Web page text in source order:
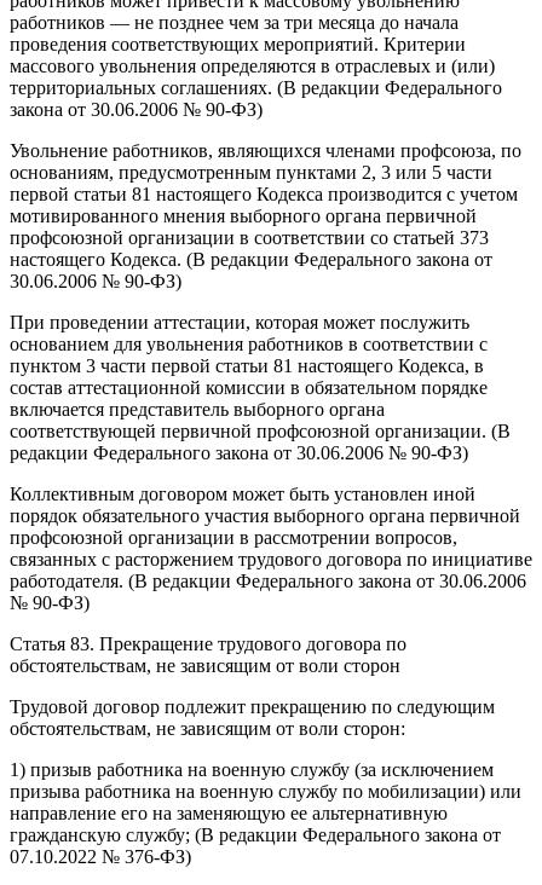
работников — не позднее чем за три месяца до начала
проведения соответствующих мероприятий. Критерии
массового увольнения определяются в отраслевых и (или)
территориальных соглашениях. (В редакции Федерального
закона от 30.06.2006 № 90-ФЗ)
Увольнение работников, являющихся членами профсоюза, по
основаниям, предусмотренным пунктами 2, 3 или 5 части
первой статьи 81 настоящего Кодекса производится с учетом
мотивированного мнения выборного органа первичной
профсоюзной организации в соответствии со статьей 373
настоящего Кодекса. (В редакции Федерального закона от
30.06.2006 № 90-ФЗ)
При проведении аттестации, которая может послужить
основанием для увольнения работников в соответствии с
пунктом 3 части первой статьи 81 настоящего Кодекса, в
состав аттестационной комиссии в обязательном порядке
включается представитель выборного органа
соответствующей первичной профсоюзной организации. (В
редакции Федерального закона от 30.06.2006 № 90-ФЗ)
Коллективным договором может быть установлен иной
порядок обязательного участия выборного органа первичной
профсоюзной организации в рассмотрении вопросов,
связанных с расторжением трудового договора по инициативе
работодателя. (В редакции Федерального закона от 30.06.2006
№ 90-ФЗ)
Статья 83. Прекращение трудового договора по
обстоятельствам, не зависящим от воли сторон
Трудовой договор подлежит прекращению по следующим
обстоятельствам, не зависящим от воли сторон:
1) призыв работника на военную службу (за исключением
призыва работника на военную службу по мобилизации) или
направление его на заменяющую ее альтернативную
гражданскую службу; (В редакции Федерального закона от
07.10.2022 № 376-ФЗ)